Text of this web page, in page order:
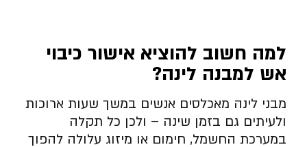
למה חשוב להוציא אישור כיבוי
אש למבנה לינה?
מבני לינה מאכלסים אנשים במשך שעות ארוכות
ולעיתים גם בזמן שינה – ולכן כל תקלה
במערכת החשמל, חימום או מיזוג עלולה להפוך